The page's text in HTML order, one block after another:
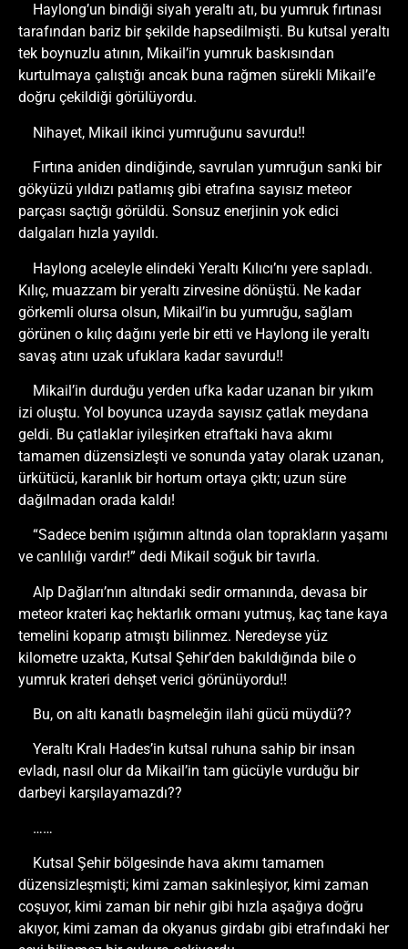
Haylong’un bindiği siyah yeraltı atı, bu yumruk fırtınası
tarafından bariz bir şekilde hapsedilmişti. Bu kutsal yeraltı
tek boynuzlu atının, Mikail’in yumruk baskısından
kurtulmaya çalıştığı ancak buna rağmen sürekli Mikail’e
doğru çekildiği görülüyordu.
Nihayet, Mikail ikinci yumruğunu savurdu!!
Fırtına aniden dindiğinde, savrulan yumruğun sanki bir
gökyüzü yıldızı patlamış gibi etrafına sayısız meteor
parçası saçtığı görüldü. Sonsuz enerjinin yok edici
dalgaları hızla yayıldı.
Haylong aceleyle elindeki Yeraltı Kılıcı’nı yere sapladı.
Kılıç, muazzam bir yeraltı zirvesine dönüştü. Ne kadar
görkemli olursa olsun, Mikail’in bu yumruğu, sağlam
görünen o kılıç dağını yerle bir etti ve Haylong ile yeraltı
savaş atını uzak ufuklara kadar savurdu!!
Mikail’in durduğu yerden ufka kadar uzanan bir yıkım
izi oluştu. Yol boyunca uzayda sayısız çatlak meydana
geldi. Bu çatlaklar iyileşirken etraftaki hava akımı
tamamen düzensizleşti ve sonunda yatay olarak uzanan,
ürkütücü, karanlık bir hortum ortaya çıktı; uzun süre
dağılmadan orada kaldı!
“Sadece benim ışığımın altında olan toprakların yaşamı
ve canlılığı vardır!” dedi Mikail soğuk bir tavırla.
Alp Dağları’nın altındaki sedir ormanında, devasa bir
meteor krateri kaç hektarlık ormanı yutmuş, kaç tane kaya
temelini koparıp atmıştı bilinmez. Neredeyse yüz
kilometre uzakta, Kutsal Şehir’den bakıldığında bile o
yumruk krateri dehşet verici görünüyordu!!
Bu, on altı kanatlı başmeleğin ilahi gücü müydü??
Yeraltı Kralı Hades’in kutsal ruhuna sahip bir insan
evladı, nasıl olur da Mikail’in tam gücüyle vurduğu bir
darbeyi karşılayamazdı??
……
Kutsal Şehir bölgesinde hava akımı tamamen
düzensizleşmişti; kimi zaman sakinleşiyor, kimi zaman
coşuyor, kimi zaman bir nehir gibi hızla aşağıya doğru
akıyor, kimi zaman da okyanus girdabı gibi etrafındaki her